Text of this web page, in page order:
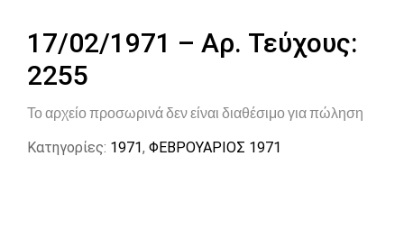
17/02/1971 – Αρ. Τεύχους:
2255
Το αρχείο προσωρινά δεν είναι διαθέσιμο για πώληση
Κατηγορίες: 1971, ΦΕΒΡΟΥΑΡΙΟΣ 1971